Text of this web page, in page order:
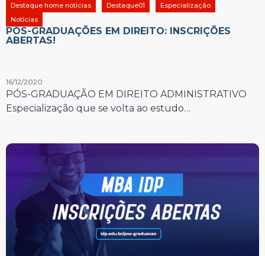
Destaque home notícias Destaque01
Especialização
Notícias
PÓS-GRADUAÇÕES EM DIREITO: INSCRIÇÕES
ABERTAS!
16/12/2020
PÓS-GRADUAÇÃO EM DIREITO ADMINISTRATIVO
Especialização que se volta ao estudo…